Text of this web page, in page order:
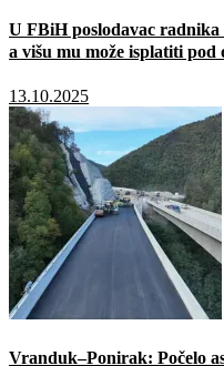
U FBiH poslodavac radnika
a višu mu može isplatiti pod
13.10.2025
Vranduk–Ponirak: Počelo